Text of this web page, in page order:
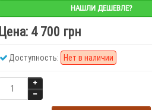
НАШЛИ ДЕШЕВЛЕ?
Цена: 4 700 грн
Доступность: Нет в наличии